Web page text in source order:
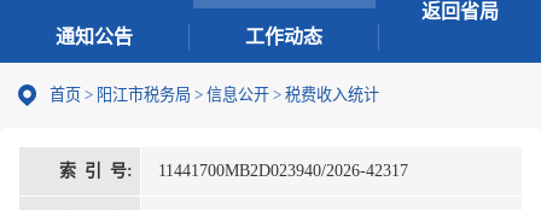
通知公告 工作动态
返回省局
首页 > 阳江市税务局 > 信息公开 > 税费收入统计
索 引 号: 11441700MB2D023940/2026-42317